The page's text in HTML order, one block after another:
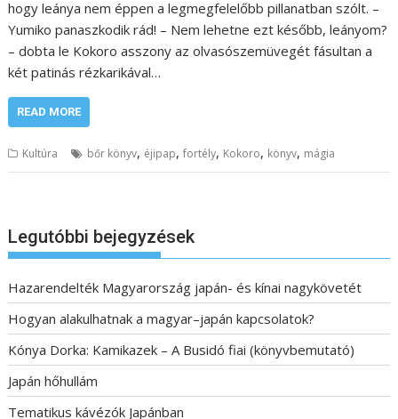
hogy leánya nem éppen a legmegfelelőbb pillanatban szólt. –
Yumiko panaszkodik rád! – Nem lehetne ezt később, leányom?
– dobta le Kokoro asszony az olvasószemüvegét fásultan a
két patinás rézkarikával…
READ MORE
Kultúra bőr könyv, éjipap,fortély, Kokoro, könyv, mágia
Legutóbbi bejegyzések
Hazarendelték Magyarország japán- és kínai nagykövetét
Hogyan alakulhatnak a magyar–japán kapcsolatok?
Kónya Dorka: Kamikazek – A Busidó fiai (könyvbemutató)
Japán hőhullám
Tematikus kávézók Japánban